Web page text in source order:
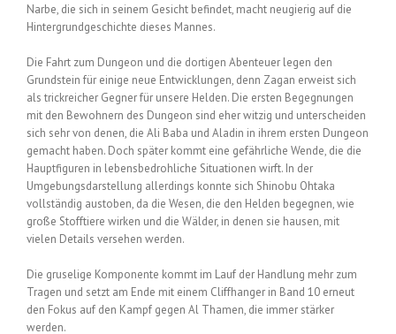
Narbe, die sich in seinem Gesicht befindet, macht neugierig auf die
Hintergrundgeschichte dieses Mannes.
Die Fahrt zum Dungeon und die dortigen Abenteuer legen den
Grundstein für einige neue Entwicklungen, denn Zagan erweist sich
als trickreicher Gegner für unsere Helden. Die ersten Begegnungen
mit den Bewohnern des Dungeon sind eher witzig und unterscheiden
sich sehr von denen, die Ali Baba und Aladin in ihrem ersten Dungeon
gemacht haben. Doch später kommt eine gefährliche Wende, die die
Hauptfiguren in lebensbedrohliche Situationen wirft. In der
Umgebungsdarstellung allerdings konnte sich Shinobu Ohtaka
vollständig austoben, da die Wesen, die den Helden begegnen, wie
große Stofftiere wirken und die Wälder, in denen sie hausen, mit
vielen Details versehen werden.
Die gruselige Komponente kommt im Lauf der Handlung mehr zum
Tragen und setzt am Ende mit einem Cliffhanger in Band 10 erneut
den Fokus auf den Kampf gegen Al Thamen, die immer stärker
werden.